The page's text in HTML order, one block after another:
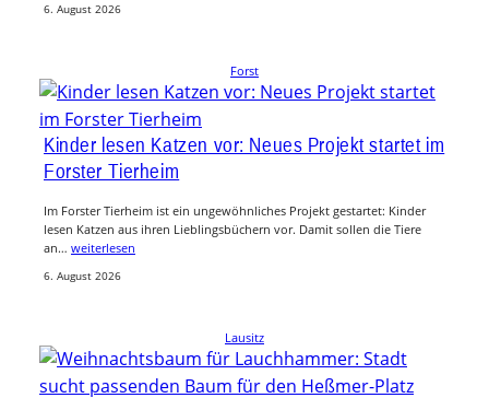
6. August 2026
Forst
Kinder lesen Katzen vor: Neues Projekt startet im
Forster Tierheim
Im Forster Tierheim ist ein ungewöhnliches Projekt gestartet: Kinder
lesen Katzen aus ihren Lieblingsbüchern vor. Damit sollen die Tiere
an… weiterlesen
6. August 2026
Lausitz